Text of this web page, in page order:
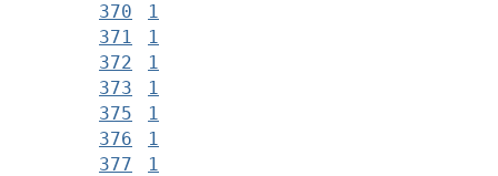
370
1
371
1
372
1
373
1
375
1
376
1
377
1